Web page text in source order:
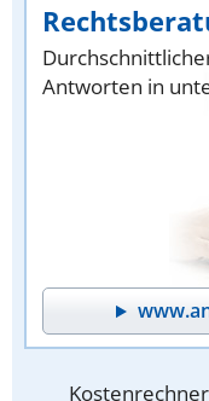
Antworten in